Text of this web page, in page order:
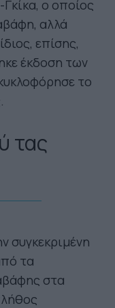
ο οποίος
αλλά
επίσης,
έκδοση των
το
τας
συγκεκριμένη
τα
στα